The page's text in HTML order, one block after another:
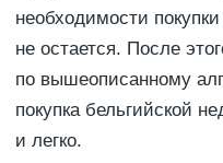
необходимости
не остается. После
по вышеописанному
покупка бельгийской
и легко.